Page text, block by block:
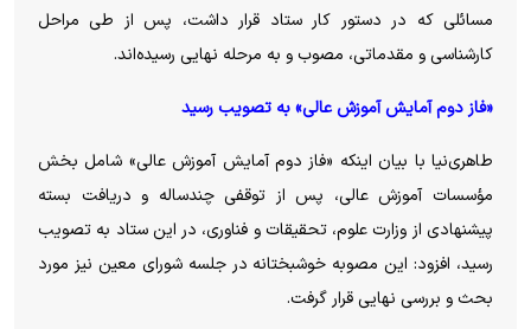
مسائلی که در دستور کار ستاد قرار داشت، پس از طی مراحل
کارشناسی و مقدماتی، مصوب و به مرحله نهایی رسیده‌اند.
«فاز دوم آمایش آموزش عالی» به تصویب رسید
طاهری‌نیا با بیان اینکه «فاز دوم آمایش آموزش عالی» شامل بخش
مؤسسات آموزش عالی، پس از توقفی چندساله و دریافت بسته
پیشنهادی از وزارت علوم، تحقیقات و فناوری، در این ستاد به تصویب
رسید، افزود: این مصوبه خوشبختانه در جلسه شورای معین نیز مورد
بحث و بررسی نهایی قرار گرفت.